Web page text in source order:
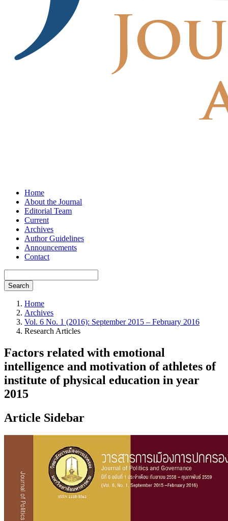
Home
About the Journal
Editorial Team
Current
Archives
Author Guidelines
Announcements
Contact
Search
Home
Archives
Vol. 6 No. 1 (2016): September 2015 – February 2016
Research Articles
Factors related with emotional
intelligence and motivation of athletes of
institute of physical education in year
2015
Article Sidebar